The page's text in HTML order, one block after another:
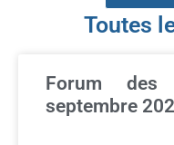
Toutes
Forum
septembre